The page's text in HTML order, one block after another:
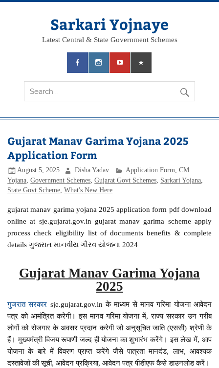
Skip
Sarkari Yojnaye
Latest Central & State Government Schemes
Gujarat Manav Garima Yojana 2025
Application Form
August 5, 2025 Disha Yadav Application Form CM
Yojana ,Government Schemes ,Gujarat Govt Schemes Sarkari Yojana
State Govt Scheme ,What's New Here
gujarat manav garima yojana 2025 application form pdf download
online at sje.gujarat.gov.in gujarat manav garima scheme apply
process check eligibility list of documents benefits & complete
details ગુજરાત માનવીય ગૌરવ યોજના 2024
Gujarat Manav Garima Yojana
2025
गुजरात सरकार sje.gujarat.gov.in के माध्यम से मानव गरिमा योजना आवेदन
पत्र को आमंत्रित करेगी। इस मानव गरिमा योजना में, राज्य सरकार उन गरीब
लोगों को रोजगार के अवसर प्रदान करेगी जो अनुसूचित जाति (एससी) श्रेणी के
हैं। मुख्यमंत्री विजय रूपाणी जल्द ही योजना का शुभारंभ करेंगे। इस लेख में, आप
योजना के बारे में विवरण प्राप्त करेंगे जैसे पात्रता मानदंड, लाभ, आवश्यक
दस्तावेजों की सूची, आवेदन प्रक्रिया, आवेदन पत्र पीडीएफ कैसे डाउनलोड करें।